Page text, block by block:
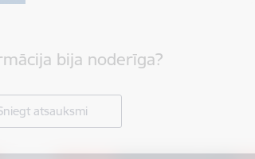
bija noderīga?
atsauksmi